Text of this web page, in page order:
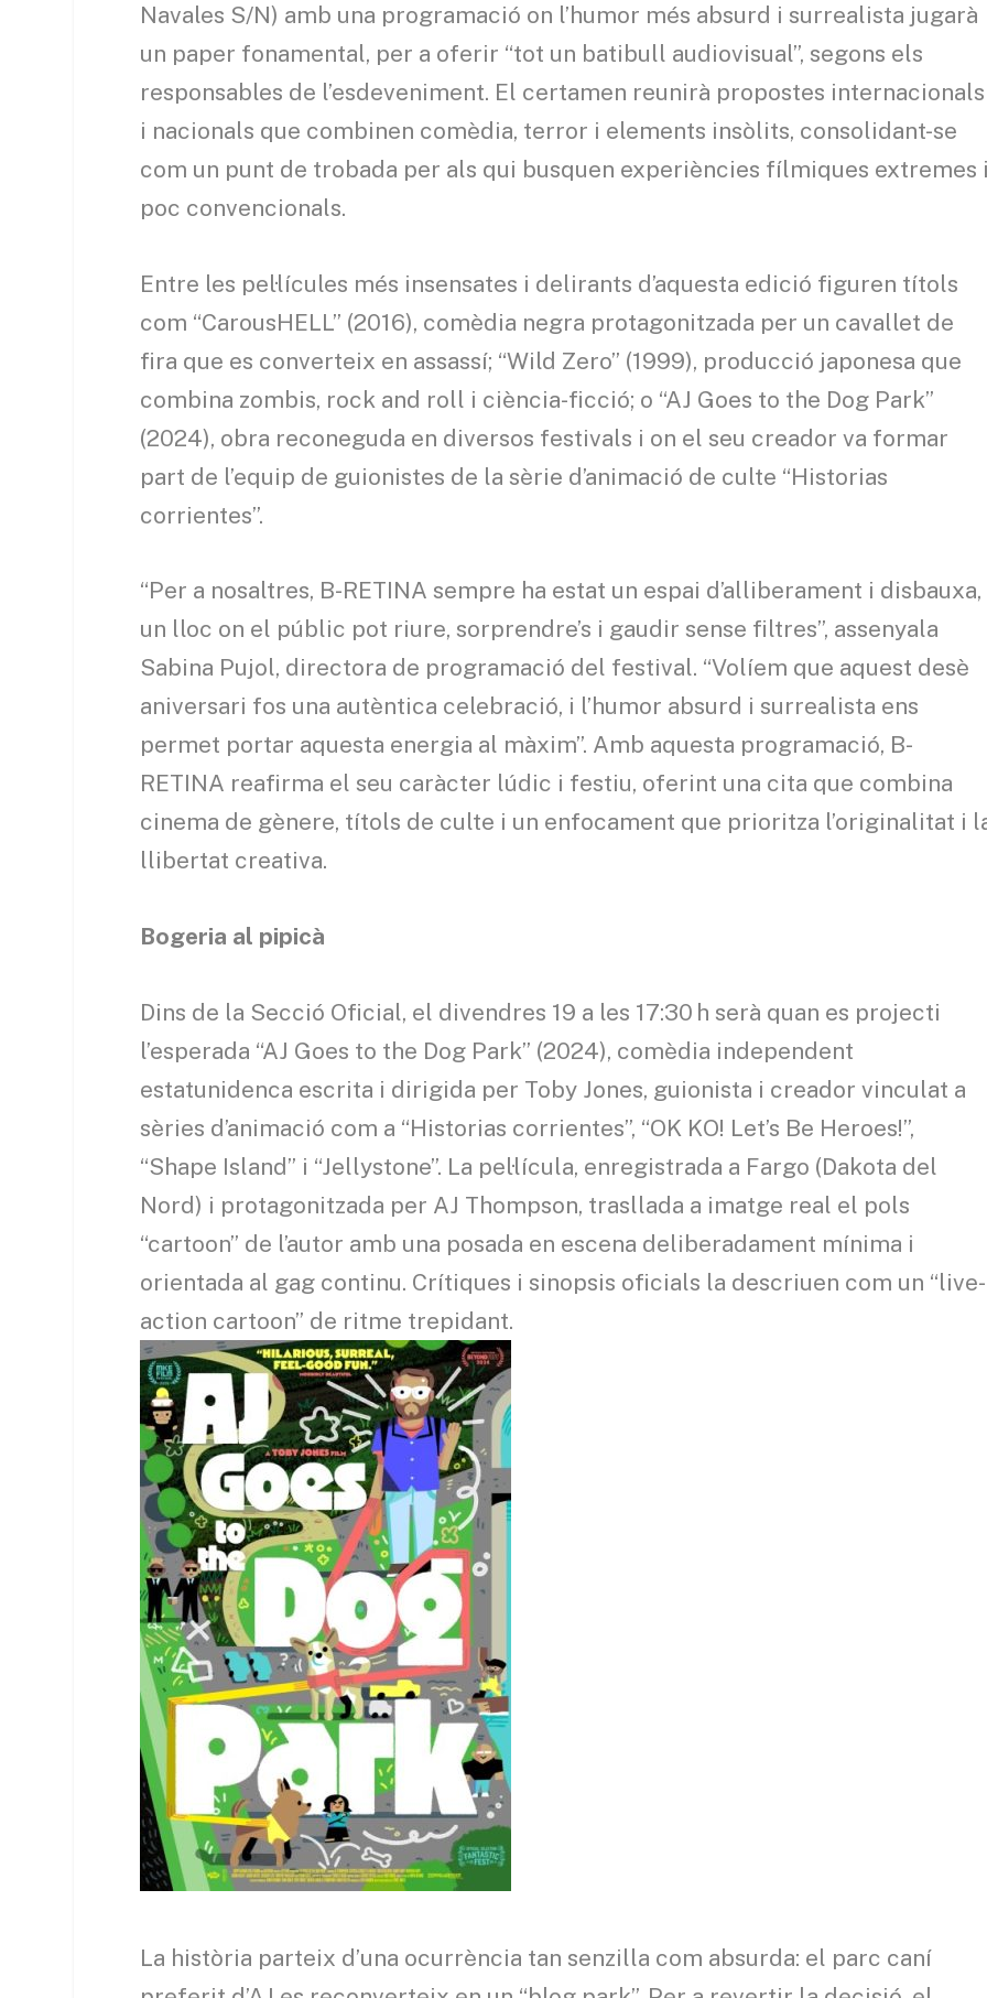
Navales S/N) amb una programació on l’humor més absurd i surrealista jugarà
un paper fonamental, per a oferir “tot un batibull audiovisual”, segons els
responsables de l’esdeveniment. El certamen reunirà propostes internacionals
i nacionals que combinen comèdia, terror i elements insòlits, consolidant-se
com un punt de trobada per als qui busquen experiències fílmiques extremes
poc convencionals.
Entre les pel·lícules més insensates i delirants d’aquesta edició figuren títols
com “CarousHELL” (2016), comèdia negra protagonitzada per un cavallet de
fira que es converteix en assassí; “Wild Zero” (1999), producció japonesa que
combina zombis, rock and roll i ciència-ficció; o “AJ Goes to the Dog Park”
(2024), obra reconeguda en diversos festivals i on el seu creador va formar
part de l’equip de guionistes de la sèrie d’animació de culte “Historias
corrientes”.
“Per a nosaltres, B-RETINA sempre ha estat un espai d’alliberament i disbauxa,
un lloc on el públic pot riure, sorprendre’s i gaudir sense filtres”, assenyala
Sabina Pujol, directora de programació del festival. “Volíem que aquest desè
aniversari fos una autèntica celebració, i l’humor absurd i surrealista ens
permet portar aquesta energia al màxim”. Amb aquesta programació, B-
RETINA reafirma el seu caràcter lúdic i festiu, oferint una cita que combina
cinema de gènere, títols de culte i un enfocament que prioritza l’originalitat i
llibertat creativa.
Bogeria al pipicà
Dins de la Secció Oficial, el divendres 19 a les 17:30 h serà quan es projecti
l’esperada “AJ Goes to the Dog Park” (2024), comèdia independent
estatunidenca escrita i dirigida per Toby Jones, guionista i creador vinculat a
sèries d’animació com a “Historias corrientes”, “OK KO! Let’s Be Heroes!”,
“Shape Island” i “Jellystone”. La pel·lícula, enregistrada a Fargo (Dakota del
Nord) i protagonitzada per AJ Thompson, trasllada a imatge real el pols
“cartoon” de l’autor amb una posada en escena deliberadament mínima i
orientada al gag continu. Crítiques i sinopsis oficials la descriuen com un “live-
action cartoon” de ritme trepidant.
La història parteix d’una ocurrència tan senzilla com absurda: el parc caní